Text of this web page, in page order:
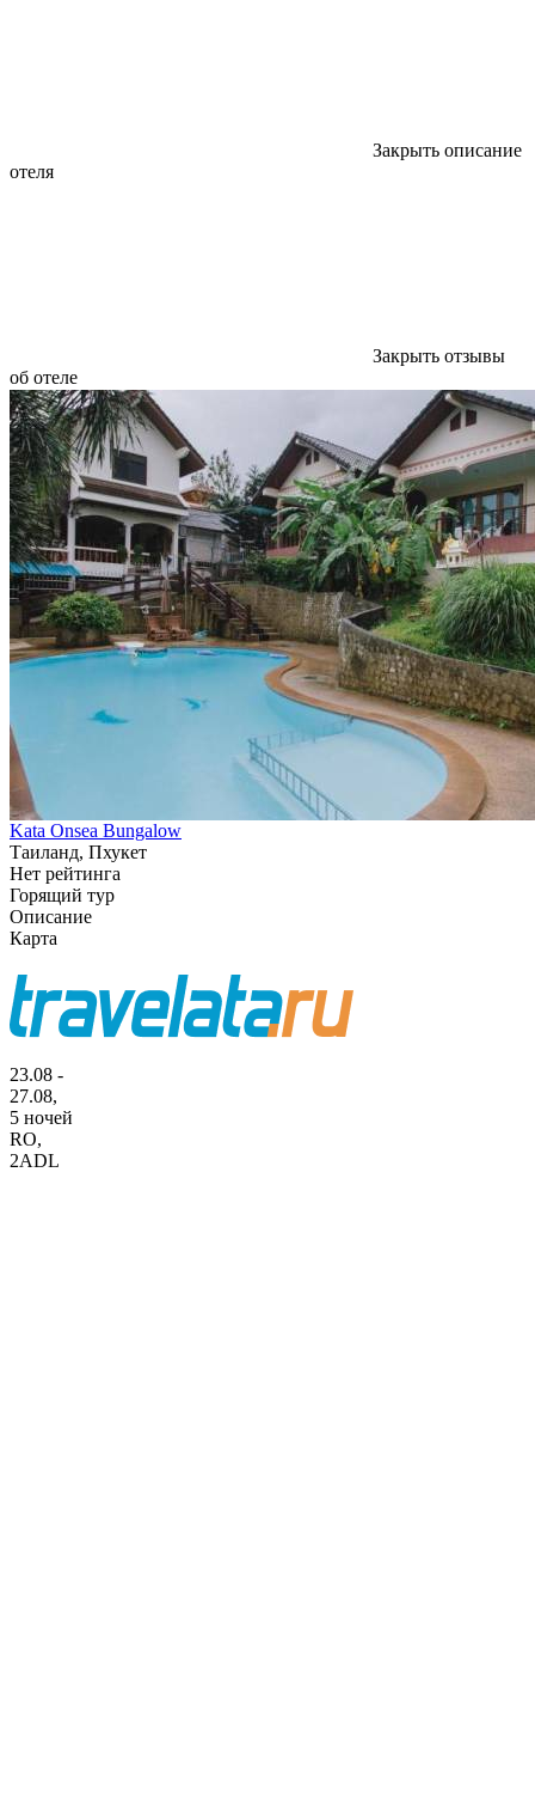
Закрыть описание
отеля
Закрыть отзывы
об отеле
Kata Onsea Bungalow
Таиланд, Пхукет
Нет рейтинга
Горящий тур
Описание
Карта
23.08 -
27.08,
5 ночей
RO,
2ADL